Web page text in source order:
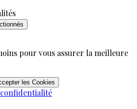
pour vous assurer la meilleure
les Cookies